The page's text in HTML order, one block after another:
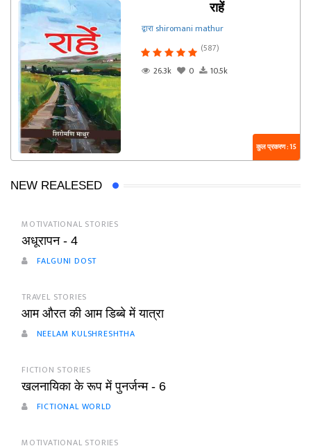
राहें
द्वारा shiromani mathur
(587)
26.3k
0 10.5k
कुल प्रकरण : 15
NEW REALESED
MOTIVATIONAL STORIES
अधूरापन - 4
FALGUNI DOST
TRAVEL STORIES
आम औरत की आम डिब्बे में यात्रा
NEELAM KULSHRESHTHA
FICTION STORIES
खलनायिका के रूप में पुनर्जन्म - 6
FICTIONAL WORLD
MOTIVATIONAL STORIES